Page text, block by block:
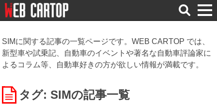
検
索
SIMに関する記事の一覧ページです。WEB CARTOP では、
新型車や試乗記、自動車のイベントや著名な自動車評論家に
よるコラム等、自動車好きの方が欲しい情報が満載です。
タグ: SIMの記事一覧